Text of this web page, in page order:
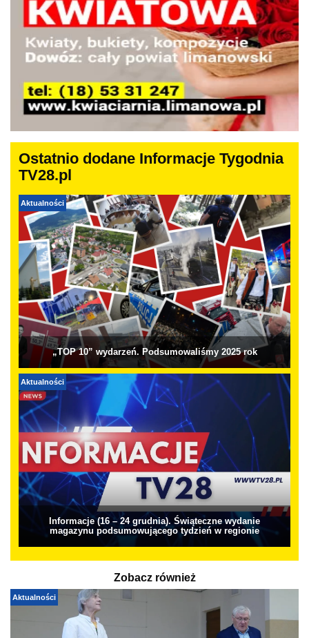
Ostatnio dodane Informacje Tygodnia
TV28.pl
Aktualności
„TOP 10” wydarzeń. Podsumowaliśmy 2025 rok
Aktualności
Informacje (16 – 24 grudnia). Świąteczne wydanie
magazynu podsumowującego tydzień w regionie
Zobacz również
Aktualności